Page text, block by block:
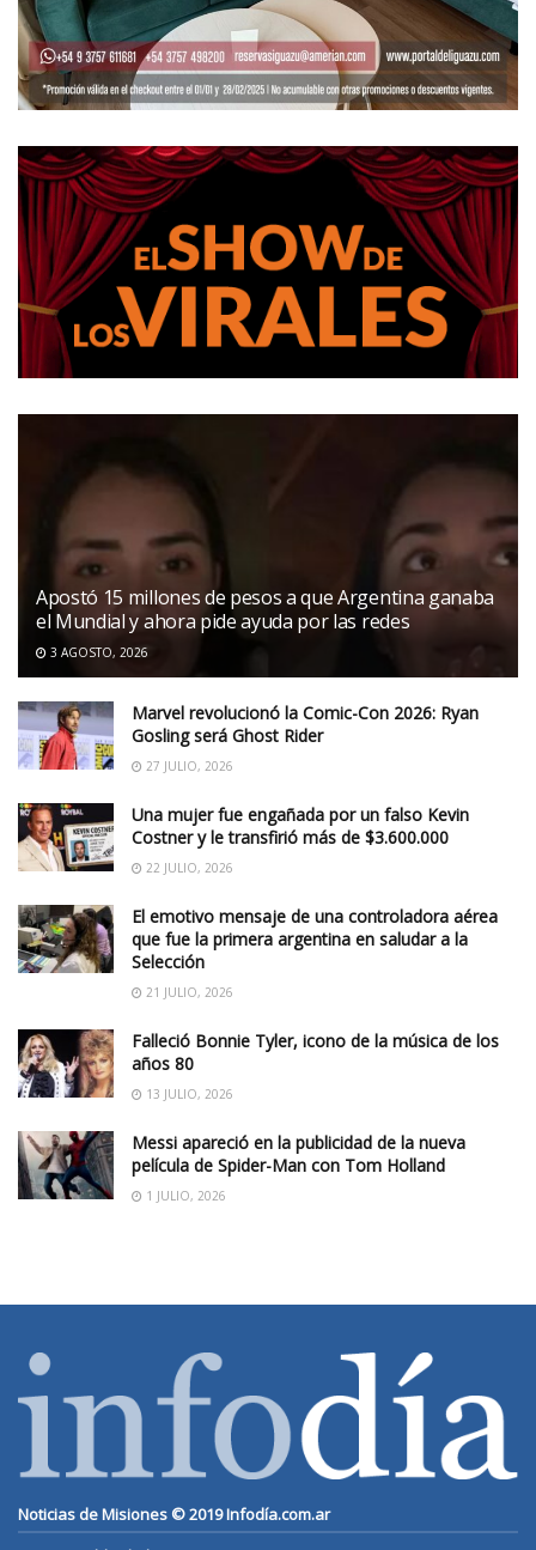
Apostó 15 millones de pesos a que Argentina ganaba
el Mundial y ahora pide ayuda por las redes
3 AGOSTO, 2026
Marvel revolucionó la Comic-Con 2026: Ryan
Gosling será Ghost Rider
27 JULIO, 2026
Una mujer fue engañada por un falso Kevin
Costner y le transfirió más de $3.600.000
22 JULIO, 2026
El emotivo mensaje de una controladora aérea
que fue la primera argentina en saludar a la
Selección
21 JULIO, 2026
Falleció Bonnie Tyler, icono de la música de los
años 80
13 JULIO, 2026
Messi apareció en la publicidad de la nueva
película de Spider-Man con Tom Holland
1 JULIO, 2026
Noticias de Misiones © 2019Infodía.com.ar